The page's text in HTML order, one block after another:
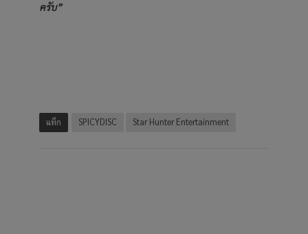
ครับ”
แท็ก SPICYDISC Star Hunter Entertainment